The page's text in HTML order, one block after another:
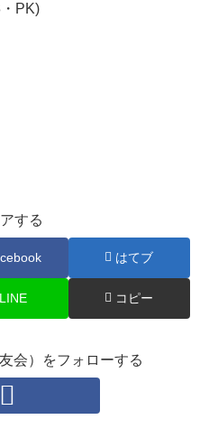
PK)
する
はてブ
LINE コピー
会）をフォローする